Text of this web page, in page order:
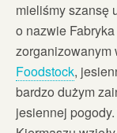
mieliśmy szansę
o nazwie
zorganizowanym
Foodstock,
bardzo dużym
jesiennej